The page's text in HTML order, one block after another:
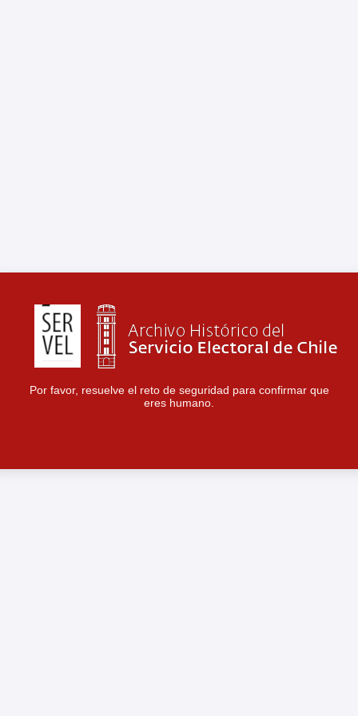
Por favor, resuelve el reto de seguridad para confirmar que
eres humano.